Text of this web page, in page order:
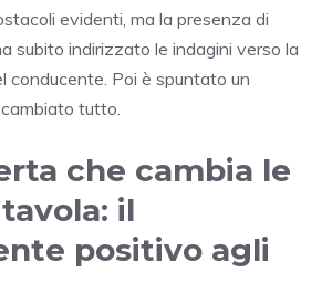
evidenti, ma la presenza di
subito indirizzato le indagini verso la
conducente. Poi è spuntato un
tutto.
che cambia le
il
positivo agli